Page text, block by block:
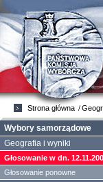
Strona główna
Wybory samorządowe
Geografia i wyniki
Głosowanie w dn.
Głosowanie ponowne